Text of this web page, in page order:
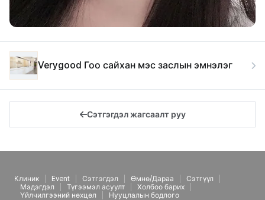
Verygood Гоо сайхан мэс заслын эмнэлэг
Сэтгэгдэл жагсаалт руу
Клиник Event Сэтгэгдэл Өмнө/Дараа
Сэтгүүл
Мэдэгдэл
Түгээмэл асуулт
Холбоо барих
Үйлчилгээний нөхцөл
Нууцлалын бодлого